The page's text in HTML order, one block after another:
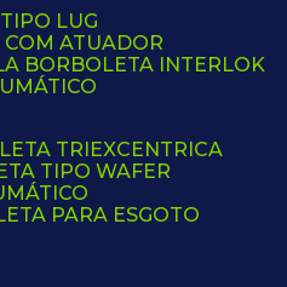
LUG
COM ATUADOR
BORBOLETA INTERLOK
TRIEXCENTRICA
TIPO WAFER
PARA ESGOTO